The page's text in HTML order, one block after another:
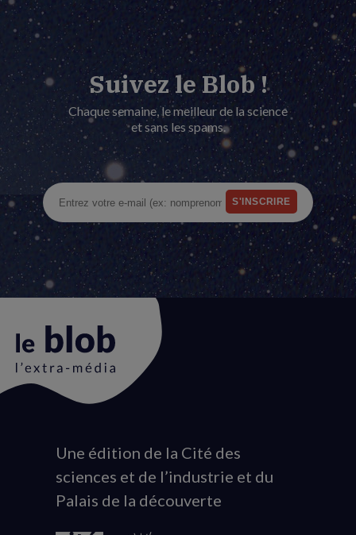
Suivez le Blob !
Chaque semaine, le meilleur de la science
et sans les spams.
Animation
du
logo
Une édition de la Cité des
sciences et de l’industrie et du
Palais de la découverte